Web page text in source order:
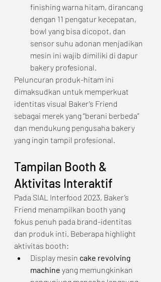
finishing warna hitam, dirancang
dengan 11 pengatur kecepatan,
bowl yang bisa dicopot, dan
sensor suhu adonan menjadikan
mesin ini wajib dimiliki di dapur
bakery profesional.
Peluncuran produk-hitam ini
dimaksudkan untuk memperkuat
identitas visual Baker’s Friend
sebagai merek yang “berani berbeda”
dan mendukung pengusaha bakery
yang ingin tampil profesional.
Tampilan Booth &
Aktivitas Interaktif
Pada SIAL Interfood 2023, Baker’s
Friend menampilkan booth yang
fokus penuh pada brand-identitas
dan produk inti. Beberapa highlight
aktivitas booth:
Display mesin cake revolving
machine yang memungkinkan